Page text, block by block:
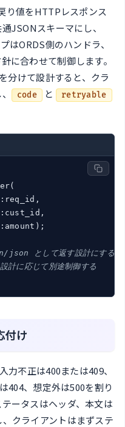
り値をHTTPレスポンス
JSONスキーマにし、
はORDS側のハンドラ、
に合わせて制御します。
分けて設計すると、クラ
code と retryable
として返す設計にする
計に応じて別途制御する
付け
力不正は400または409、
404、想定外は500を割り
ータスはヘッダ、本文は
クライアントはまずステ